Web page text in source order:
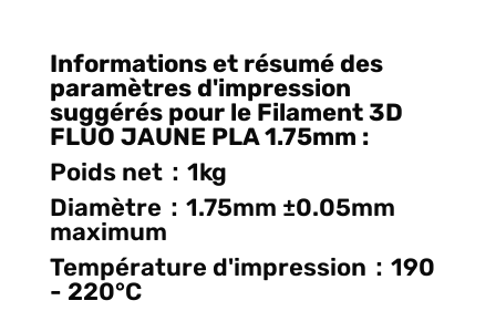
Informations et résumé des
paramètres d'impression
suggérés pour le Filament 3D
FLUO JAUNE PLA 1.75mm :
Poids net：1kg
Diamètre：1.75mm ±0.05mm
maximum
Température d'impression：190
- 220°C